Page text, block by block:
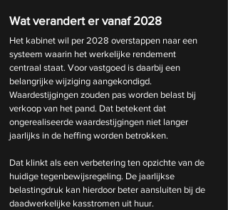
Wat verandert er vanaf 2028
Het kabinet wil per 2028 overstappen naar een
systeem waarin het werkelijke rendement
centraal staat. Voor vastgoed is daarbij een
belangrijke wijziging aangekondigd.
Waardestijgingen zouden pas worden belast bij
verkoop van het pand. Dat betekent dat
ongerealiseerde waardestijgingen niet langer
jaarlijks in de heffing worden betrokken.
Dat klinkt als een verbetering ten opzichte van de
huidige tegenbewijsregeling. De jaarlijkse
belastingdruk kan hierdoor beter aansluiten bij de
daadwerkelijke kasstromen uit huur.